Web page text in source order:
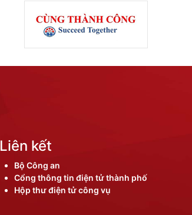
Liên kết
Bộ Công an
Cổng thông tin điện tử thành phố
Hộp thư điện tử công vụ